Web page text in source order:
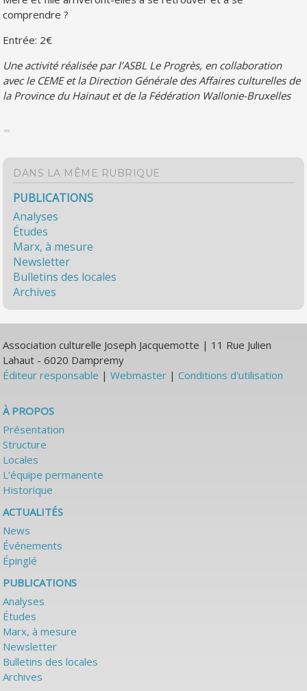
comprendre ?
Entrée: 2€
Une activité réalisée par l’ASBL Le Progrès, en collaboration
avec le CEME et la Direction Générale des Affaires culturelles de
la Province du Hainaut et de la Fédération Wallonie-Bruxelles
DANS LA MÊME RUBRIQUE
PUBLICATIONS
Analyses
Études
Marx, à mesure
Newsletter
Bulletins des locales
Archives
Association culturelle Joseph Jacquemotte | 11 Rue Julien
Lahaut - 6020 Dampremy
Éditeur responsable |Webmaster |Conditions d'utilisation
À PROPOS
Présentation
Structure
Locales
L’équipe permanente
Historique
ACTUALITÉS
News
Événements
Épinglé
PUBLICATIONS
Analyses
Études
Marx, à mesure
Newsletter
Bulletins des locales
Archives